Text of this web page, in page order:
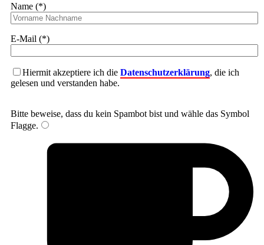
Name (*)
E-Mail (*)
Hiermit akzeptiere ich die Datenschutzerklärung, die ich
gelesen und verstanden habe.
Bitte beweise, dass du kein Spambot bist und wähle das Symbol
Flagge.